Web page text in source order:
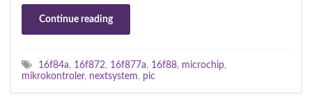
Continue reading
16f84a, 16f872, 16f877a, 16f88, microchip,
mikrokontroler, nextsystem, pic